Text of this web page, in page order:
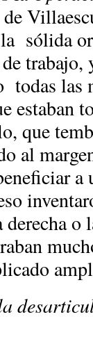
sólida
trabajo,
todas las
estaban
que
al
a
derecha